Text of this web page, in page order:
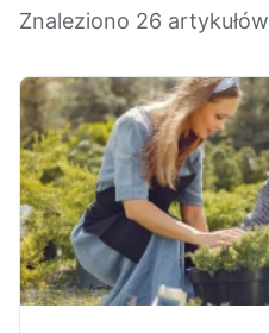
Znaleziono 26 artykułów